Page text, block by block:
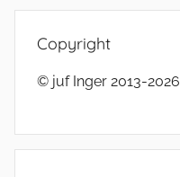
Copyright
© juf Inger 2013-2026